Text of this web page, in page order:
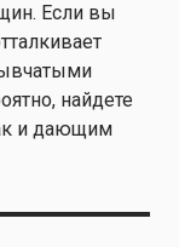
Если вы
найдете
и дающим